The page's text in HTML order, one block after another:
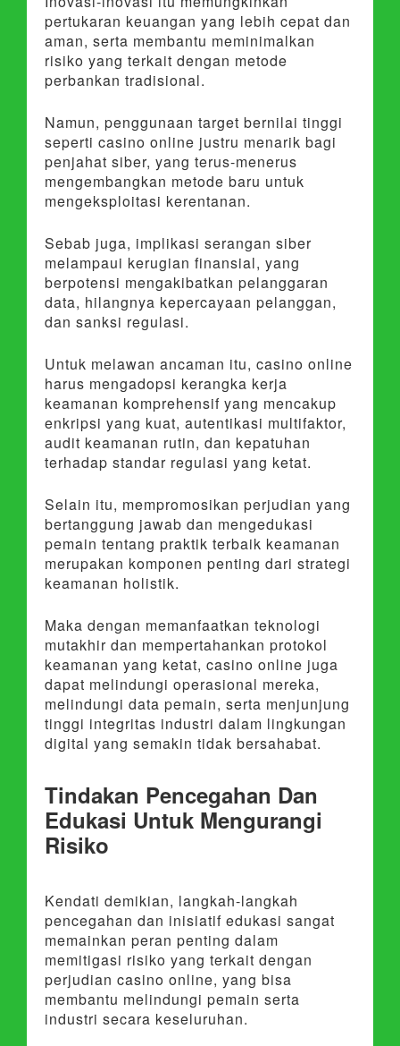
pertukaran keuangan yang lebih cepat dan
aman, serta membantu meminimalkan
risiko yang terkait dengan metode
perbankan tradisional.
Namun, penggunaan target bernilai tinggi
seperti casino online justru menarik bagi
penjahat siber, yang terus-menerus
mengembangkan metode baru untuk
mengeksploitasi kerentanan.
Sebab juga, implikasi serangan siber
melampaui kerugian finansial, yang
berpotensi mengakibatkan pelanggaran
data, hilangnya kepercayaan pelanggan,
dan sanksi regulasi.
Untuk melawan ancaman itu, casino online
harus mengadopsi kerangka kerja
keamanan komprehensif yang mencakup
enkripsi yang kuat, autentikasi multifaktor,
audit keamanan rutin, dan kepatuhan
terhadap standar regulasi yang ketat.
Selain itu, mempromosikan perjudian yang
bertanggung jawab dan mengedukasi
pemain tentang praktik terbaik keamanan
merupakan komponen penting dari strategi
keamanan holistik.
Maka dengan memanfaatkan teknologi
mutakhir dan mempertahankan protokol
keamanan yang ketat, casino online juga
dapat melindungi operasional mereka,
melindungi data pemain, serta menjunjung
tinggi integritas industri dalam lingkungan
digital yang semakin tidak bersahabat.
Tindakan Pencegahan Dan
Edukasi Untuk Mengurangi
Risiko
Kendati demikian, langkah-langkah
pencegahan dan inisiatif edukasi sangat
memainkan peran penting dalam
memitigasi risiko yang terkait dengan
perjudian casino online, yang bisa
membantu melindungi pemain serta
industri secara keseluruhan.